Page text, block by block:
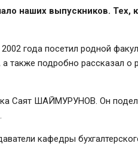
наших выпускников. Тех,
года посетил родной
также подробно рассказал о
Саят ШАЙМУРУНОВ. Он
кафедры